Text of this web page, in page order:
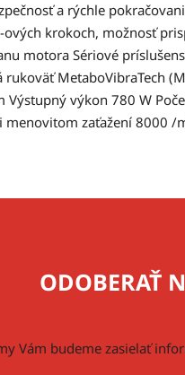
a rýchle
ových krokoch, možnosť
motora Sériové
rukoväť MetaboVibraTech
Výstupný výkon 780 W
menovitom zaťažení 8000
ODOBERAŤ
Vám budeme zasielať